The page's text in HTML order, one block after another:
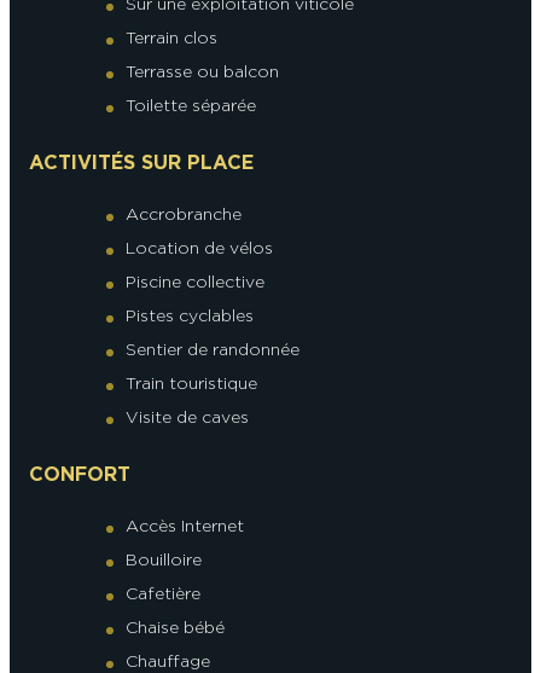
Sur une exploitation viticole
Terrain clos
Terrasse ou balcon
Toilette séparée
ACTIVITÉS SUR PLACE
Accrobranche
Location de vélos
Piscine collective
Pistes cyclables
Sentier de randonnée
Train touristique
Visite de caves
CONFORT
Accès Internet
Bouilloire
Cafetière
Chaise bébé
Chauffage